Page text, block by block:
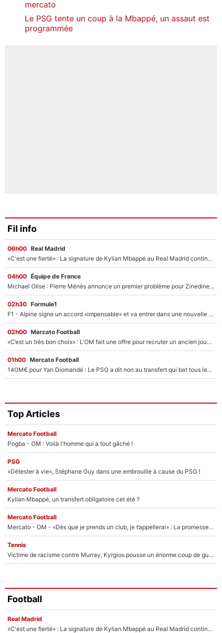
mercato
Le PSG tente un coup à la Mbappé, un assaut est
programmée
Fil info
06h00 Real Madrid
«C'est une fierté» : La signature de Kylian Mbappé au Real Madrid continue de régaler l'Espagne
04h00 Équipe de France
Michael Olise : Pierre Ménès annonce un premier problème pour Zinedine Zidane en équipe de France
02h30 Formule1
F1 - Alpine signe un accord «impensable» et va entrer dans une nouvelle dimension : Grande nouvelle pour Pierre Gasly !
02h00 Mercato Football
«C’est un très bon choix» : L'OM fait une offre pour recruter un ancien joueur du PSG... et c'est validé dans l'After Foot !
01h00 Mercato Football
140M€ pour Yan Diomandé : Le PSG a dit non au transfert qui bat tous les records sur le mercato
Top Articles
Mercato Football
Pogba - OM : Voilà l'homme qui a tout gâché !
PSG
«Détester à vie», Stéphane Guy dans une embrouille à cause du PSG !
Mercato Football
Kylian Mbappé, un transfert obligatoire cet été ?
Mercato Football
Mercato - OM - «Dès que je prends un club, je t’appellerai» : La promesse de Marcelino au moment de claquer la porte
Tennis
Victime de racisme contre Murray, Kyrgios pousse un énorme coup de gueule !
Football
Real Madrid
«C'est une fierté» : La signature de Kylian Mbappé au Real Madrid continue de régaler l'Espagne